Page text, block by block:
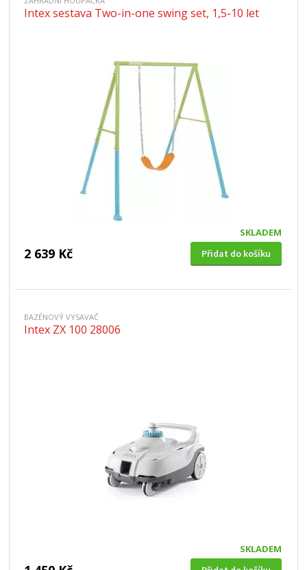
Intex sestava Two-in-one swing set, 1,5-10 let
SKLADEM
2 639 Kč Přidat do košíku
BAZÉNOVÝ VYSAVAČ
Intex ZX 100 28006
SKLADEM